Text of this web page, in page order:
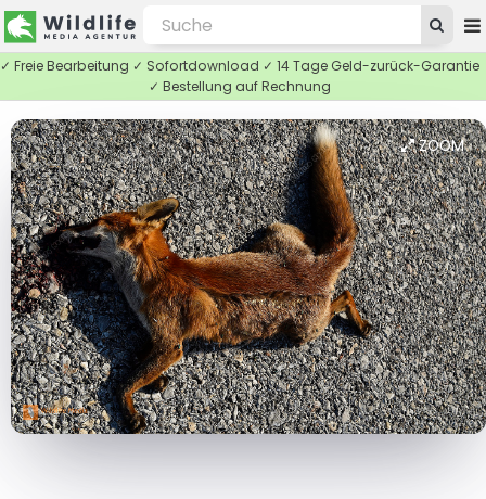
✓ Freie Bearbeitung ✓ Sofortdownload ✓ 14 Tage Geld-zurück-Garantie
✓ Bestellung auf Rechnung
ZOOM